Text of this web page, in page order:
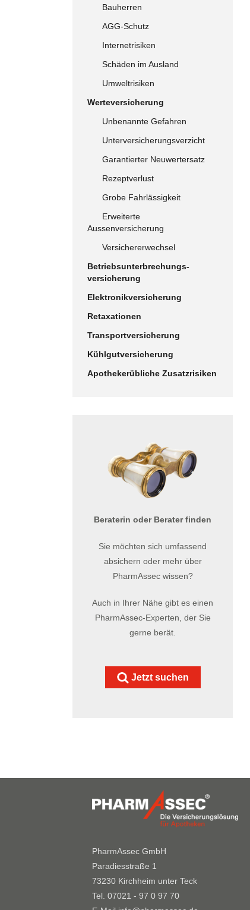
Bauherren
AGG-Schutz
Internetrisiken
Schäden im Ausland
Umweltrisiken
Werteversicherung
Unbenannte Gefahren
Unterversicherungsverzicht
Garantierter Neuwertersatz
Rezeptverlust
Grobe Fahrlässigkeit
Erweiterte
Aussenversicherung
Versichererwechsel
Betriebsunterbrechungs-
versicherung
Elektronikversicherung
Retaxationen
Transportversicherung
Kühlgutversicherung
Apothekerübliche Zusatzrisiken
Beraterin oder Berater finden
Sie möchten sich umfassend
absichern oder mehr über
PharmAssec wissen?
Auch in Ihrer Nähe gibt es einen
PharmAssec-Experten, der Sie
gerne berät.
Jetzt suchen
PharmAssec GmbH
Paradiesstraße 1
73230 Kirchheim unter Teck
Tel. 07021 - 97 0 97 70